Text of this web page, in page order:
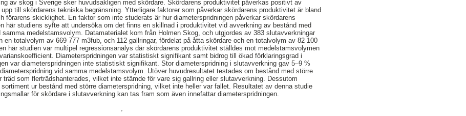
av skog i Sverige sker huvudsakligen med skördare. Skördarens produktivitet påverkas positivt av
till skördarens tekniska begränsning. Ytterligare faktorer som påverkar skördarens produktivitet är bland
förarens skicklighet. En faktor som inte studerats är hur diameterspridningen påverkar skördarens
här studiens syfte att undersöka om det finns en skillnad i produktivitet vid avverkning av bestånd med
samma medelstamsvolym. Datamaterialet kom från Holmen Skog, och utgjordes av 383 slutavverkningar
en totalvolym av 669 777 m3fub, och 112 gallringar, fördelat på åtta skördare och en totalvolym av 82 100
här studien var multipel regressionsanalys där skördarens produktivitet ställdes mot medelstamsvolymen
Diameterspridningen var statistiskt signifikant samt bidrog till ökad förklaringsgrad i
var diameterspridningen inte statistiskt signifikant. Stor diameterspridning i slutavverkning gav 5–9 %
vid samma medelstamsvolym. Utöver huvudresultatet testades om bestånd med större
träd som flerträdshanterades, vilket inte stämde för vare sig gallring eller slutavverkning. Dessutom
ur bestånd med större diameterspridning, vilket inte heller var fallet. Resultatet av denna studie
för skördare i slutavverkning kan tas fram som även innefattar diameterspridningen.